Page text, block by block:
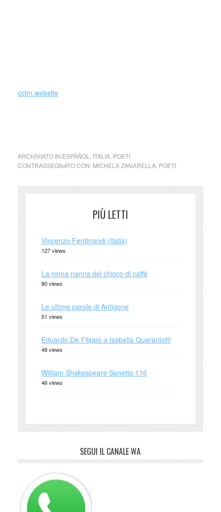
cctm.website
ARCHIVIATO IN:ESPAÑOL ITALIA, POETI
CONTRASSEGNATO CON: MICHELA ZANARELLA, POETI
PIÙ LETTI
Vincenzo Ferdinandi (Italia)
127 views
La ninna nanna del chicco di caffè
80 views
Le ultime parole di Antigone
51 views
Eduardo De Filippo a Isabella Quarantotti
48 views
William Shakespeare Sonetto 116
46 views
SEGUI IL CANALE WA